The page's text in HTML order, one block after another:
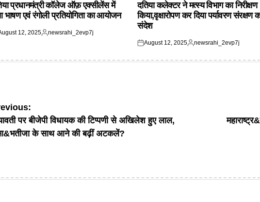
प्रधानमंत्री कॉलेज ऑफ़ एक्सीलेंस में
एवं रंगोली प्रतियोगिता का आयोजन
12, 2025
Posted
newsrahi_2evp7j
दतिया कलेक्टर ने मत्स्य विभाग का निरीक्षण
किया,वृक्षारोपण कर दिया पर्यावरण संरक्षण
संदेश
Posted
August 12, 2025
Posted
newsrahi_2evp7j
पर बीजेपी विधायक की टिप्पणी से अखिलेश हुए लाल,
के साथ आने की बढ़ीं अटकलें?